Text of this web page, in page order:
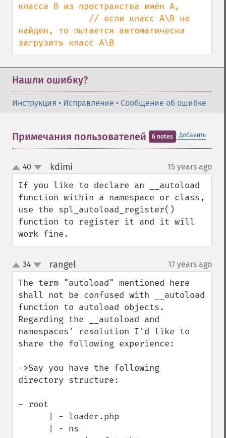
класса B из пространства имён A,
найден, то пытается автоматически
загрузить класс A\B
Нашли ошибку?
Инструкция • Исправление • Сообщение об ошибке
＋ Добавить
Примечания пользователей 6 notes
up
down
40 kdimi 15 years ago
If you like to declare an __autoload
function within a namespace or class,
use the spl_autoload_register()
function to register it and it will
work fine.
up
down
34 rangel¶ 17 years ago
The term "autoload" mentioned here
shall not be confused with __autoload
function to autoload objects.
Regarding the __autoload and
namespaces' resolution I'd like to
share the following experience:
->Say you have the following
directory structure:
- root